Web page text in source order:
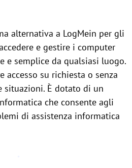
alternativa a LogMein per gli
e gestire i computer
e semplice da qualsiasi luogo.
accesso su richiesta o senza
situazioni. È dotato di un
che consente agli
di assistenza informatica